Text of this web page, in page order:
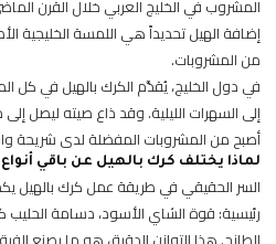
المشروب في الخليج العربي خلال القرن
إضافة الهيل تحديداً هي اللمسة الخليجية
من المشروبات.
في دول الخليج، يُقدَّم الكرك بالهيل في كل
إلى السهرات الليلية. وقد ذاع صيته ليصل
أصبح من المشروبات المفضلة لدى شريحة
لماذا يختلف كرك بالهيل عن باقي
السر الحقيقي في طريقة عمل كرك بالهيل
رئيسية: قوة الشاي الأسود، دسامة